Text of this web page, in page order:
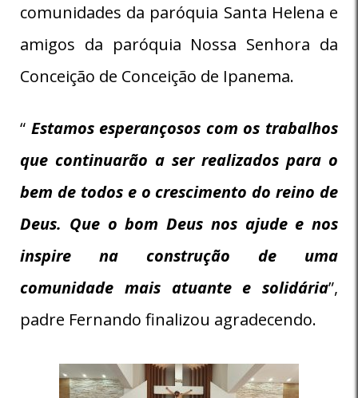
comunidades da paróquia Santa Helena e
amigos da paróquia Nossa Senhora da
Conceição de Conceição de Ipanema.
“ Estamos esperançosos com os trabalhos
que continuarão a ser realizados para o
bem de todos e o crescimento do reino de
Deus. Que o bom Deus nos ajude e nos
inspire na construção de uma
comunidade mais atuante e solidária”,
padre Fernando finalizou agradecendo.